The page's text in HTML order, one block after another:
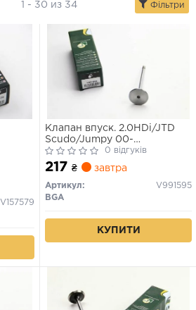
1 - 30 из 34 Фільтри
V157579
Клапан впуск. 2.0HDi/JTD
Scudo/Jumpy 00-
07/Ducato/Boxer
02-/Berlingo 00-
0 відгуків
217 ₴ завтра
Артикул:
V991595
BGA
КУПИТИ